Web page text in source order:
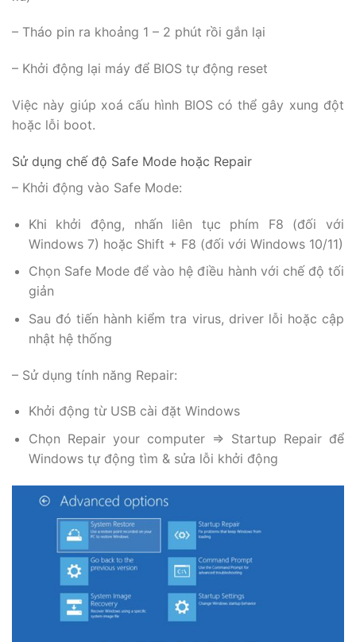
– Tháo pin ra khoảng 1 – 2 phút rồi gắn lại
– Khởi động lại máy để BIOS tự động reset
Việc này giúp xoá cấu hình BIOS có thể gây xung đột
hoặc lỗi boot.
Sử dụng chế độ Safe Mode hoặc Repair
– Khởi động vào Safe Mode:
Khi khởi động, nhấn liên tục phím F8 (đối với
Windows 7) hoặc Shift + F8 (đối với Windows 10/11)
Chọn Safe Mode để vào hệ điều hành với chế độ tối
giản
Sau đó tiến hành kiểm tra virus, driver lỗi hoặc cập
nhật hệ thống
– Sử dụng tính năng Repair:
Khởi động từ USB cài đặt Windows
Chọn Repair your computer => Startup Repair để
Windows tự động tìm & sửa lỗi khởi động